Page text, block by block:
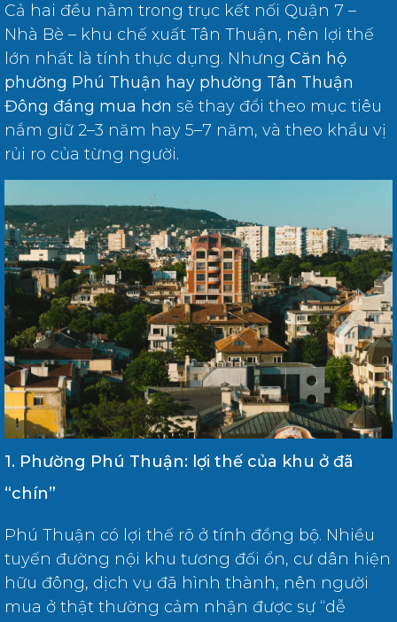
Cả hai đều nằm trong trục kết nối Quận 7 –
Nhà Bè – khu chế xuất Tân Thuận, nên lợi thế
lớn nhất là tính thực dụng. Nhưng Căn hộ
phường Phú Thuận hay phường Tân Thuận
Đông đáng mua hơn sẽ thay đổi theo mục tiêu
nắm giữ 2–3 năm hay 5–7 năm, và theo khẩu vị
rủi ro của từng người.
1. Phường Phú Thuận: lợi thế của khu ở đã
“chín”
Phú Thuận có lợi thế rõ ở tính đồng bộ. Nhiều
tuyến đường nội khu tương đối ổn, cư dân hiện
hữu đông, dịch vụ đã hình thành, nên người
mua ở thật thường cảm nhận được sự “dễ